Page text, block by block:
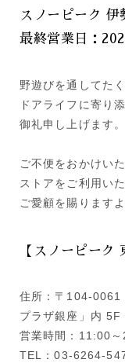
スノーピーク 伊
最終営業日：
野遊びを通してた
ドアライフに寄り
御礼申し上げます。
ご不便をおかけい
ストアをご利用い
ご愛顧を賜ります
【スノーピーク
住所：〒104-0061
プラザ銀座」内 5F
営業時間：11:00
TEL：03-6264-